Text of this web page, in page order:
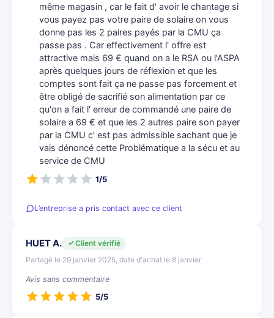
même magasin , car le fait d' avoir le chantage si
vous payez pas votre paire de solaire on vous
donne pas les 2 paires payés par la CMU ça
passe pas . Car effectivement l' offre est
attractive mais 69 € quand on a le RSA ou l'ASPA
après quelques jours de réflexion et que les
comptes sont fait ça ne passe pas forcement et
être obligé de sacrifié son alimentation par ce
qu'on a fait l' erreur de commandé une paire de
solaire a 69 € et que les 2 autres paire son payer
par la CMU c' est pas admissible sachant que je
vais dénoncé cette Problématique a la sécu et au
service de CMU
1/5
L’entreprise a pris contact avec ce client
HUET A.
Client vérifié
Partagé le 29 janvier 2025, date d'achat le 8 janvier
Avis sans commentaire
5/5